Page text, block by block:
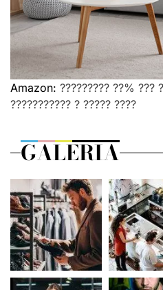
Amazon: ????????? ??% ???
??????????? ? ????? ????
GALERIA